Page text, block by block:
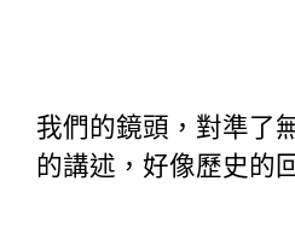
我們的鏡頭，對準了
的講述，好像歷史的